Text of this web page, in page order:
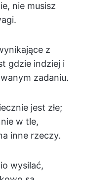
nie musisz
z
gdzie indziej i
zadaniu.
jest złe;
w tle,
inne rzeczy.
wysilać,